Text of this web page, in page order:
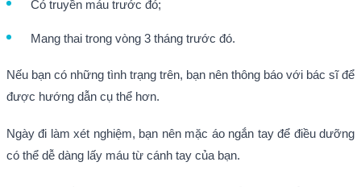
Có truyền máu trước đó;
Mang thai trong vòng 3 tháng trước đó.
Nếu bạn có những tình trạng trên, bạn nên thông báo với bác sĩ để
được hướng dẫn cụ thể hơn.
Ngày đi làm xét nghiệm, bạn nên mặc áo ngắn tay để điều dưỡng
có thể dễ dàng lấy máu từ cánh tay của bạn.